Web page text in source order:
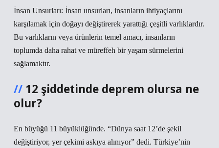
İnsan Unsurları: İnsan unsurları, insanların ihtiyaçlarını
karşılamak için doğayı değiştirerek yarattığı çeşitli varlıklardır.
Bu varlıkların veya ürünlerin temel amacı, insanların
toplumda daha rahat ve müreffeh bir yaşam sürmelerini
sağlamaktır.
12 şiddetinde deprem olursa ne
olur?
En büyüğü 11 büyüklüğünde. “Dünya saat 12’de şekil
değiştiriyor, yer çekimi askıya alınıyor” dedi. Türkiye’nin